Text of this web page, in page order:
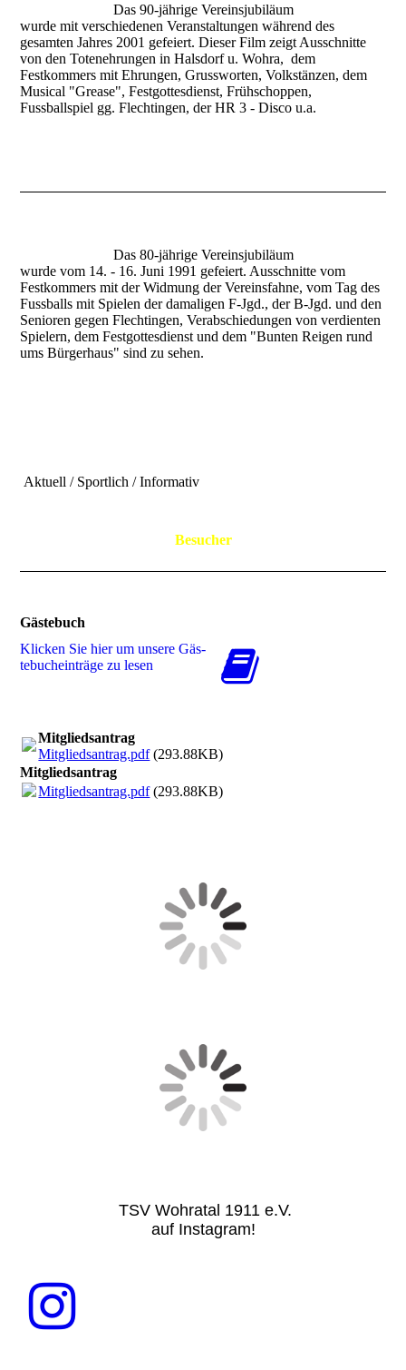
Das 90-jährige Vereinsjubiläum
wurde mit verschiedenen Veranstaltungen während des
gesamten Jahres 2001 gefeiert. Dieser Film zeigt Ausschnitte
von den Totenehrungen in Halsdorf u. Wohra, dem
Festkommers mit Ehrungen, Grussworten, Volkstänzen, dem
Musical "Grease", Festgottesdienst, Frühschoppen,
Fussballspiel gg. Flechtingen, der HR 3 - Disco u.a.
Das 80-jährige Vereinsjubiläum
wurde vom 14. - 16. Juni 1991 gefeiert. Ausschnitte vom
Festkommers mit der Widmung der Vereinsfahne, vom Tag des
Fussballs mit Spielen der damaligen F-Jgd., der B-Jgd. und den
Senioren gegen Flechtingen, Verabschiedungen von verdienten
Spielern, dem Festgottesdienst und dem "Bunten Reigen rund
ums Bürgerhaus" sind zu sehen.
Aktuell / Sportlich / Informativ
Besucher
Gästebuch
Klicken Sie hier um unsere Gäs­
te­buch­ein­trä­ge zu lesen
Mitgliedsantrag
Mitgliedsantrag.pdf(293.88KB)
Mitgliedsantrag
Mitgliedsantrag.pdf(293.88KB)
TSV Wohratal 1911 e.V.
auf Instagram!